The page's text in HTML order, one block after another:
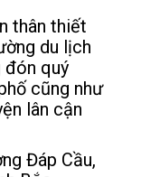
thân thiết
du lịch
đón quý
cũng như
lân cận
Đáp Cầu,